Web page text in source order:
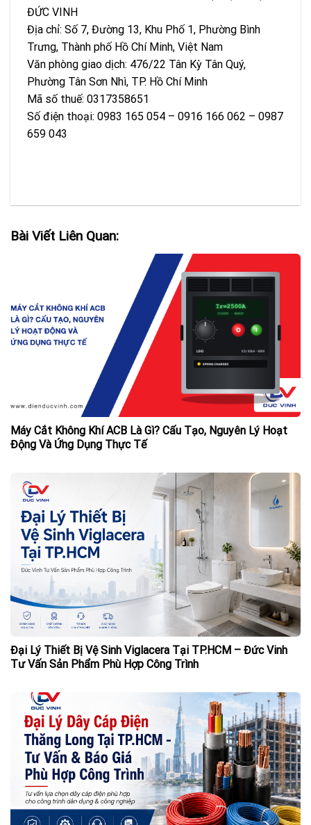
ĐỨC VINH
Địa chỉ: Số 7, Đường 13, Khu Phố 1, Phường Bình
Trưng, Thành phố Hồ Chí Minh, Việt Nam
Văn phòng giao dịch: 476/22 Tân Kỳ Tân Quý,
Phường Tân Sơn Nhì, TP. Hồ Chí Minh
Mã số thuế: 0317358651
Số điện thoại: 0983 165 054 – 0916 166 062 – 0987
659 043
Bài Viết Liên Quan:
Máy Cắt Không Khí ACB Là Gì? Cấu Tạo, Nguyên Lý Hoạt
Động Và Ứng Dụng Thực Tế
Đại Lý Thiết Bị Vệ Sinh Viglacera Tại TP.HCM – Đức Vinh
Tư Vấn Sản Phẩm Phù Hợp Công Trình